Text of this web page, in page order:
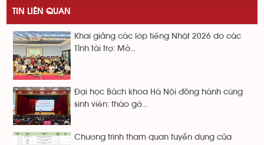
TIN LIÊN QUAN
Khai giảng các lớp tiếng Nhật 2026 do các
Tỉnh tài trợ: Mở...
Đại học Bách khoa Hà Nội đồng hành cùng
sinh viên: tháo gỡ...
Chương trình tham quan tuyển dụng của